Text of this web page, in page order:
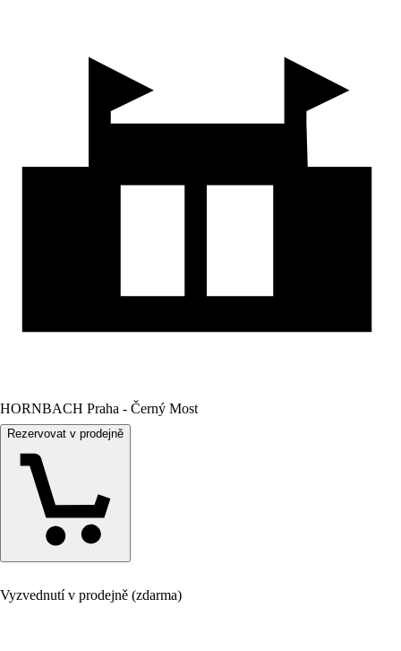
HORNBACH Praha - Černý Most
Rezervovat v prodejně
Vyzvednutí v prodejně (zdarma)